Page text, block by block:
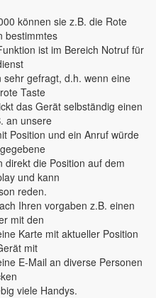
können sie z.B. die Rote
bestimmtes
ist im Bereich Notruf für
gefragt, d.h. wenn eine
Taste
das Gerät selbständig einen
an unsere
Position und ein Anruf würde
direkt die Position auf dem
und kann
reden.
Ihren vorgaben z.B. einen
mit den
Karte mit aktueller Position
mit
E-Mail an diverse Personen
viele Handys.